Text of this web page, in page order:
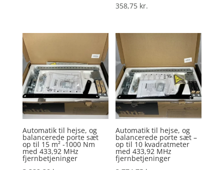
358,75 kr.
Automatik til hejse, og
balancerede porte sæt
op til 15 m² -1000 Nm
med 433,92 MHz
fjernbetjeninger
Automatik til hejse, og
balancerede porte sæt –
op til 10 kvadratmeter
med 433,92 MHz
fjernbetjeninger